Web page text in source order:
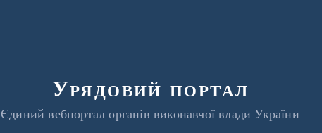
Урядовий портал
Єдиний вебпортал органів виконавчої влади України